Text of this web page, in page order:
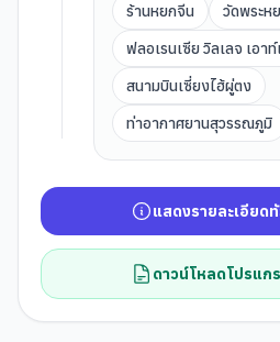
ร้านหยกจีน
วัดพระห
ฟลอเรนเซีย วิลเลจ เอาท์
สนามบินเซี่ยงไฮ้ผู่ตง
ท่าอากาศยานสุวรรณภูมิ
แสดงรายละเอียด
ดาวน์โหลดโปรแก